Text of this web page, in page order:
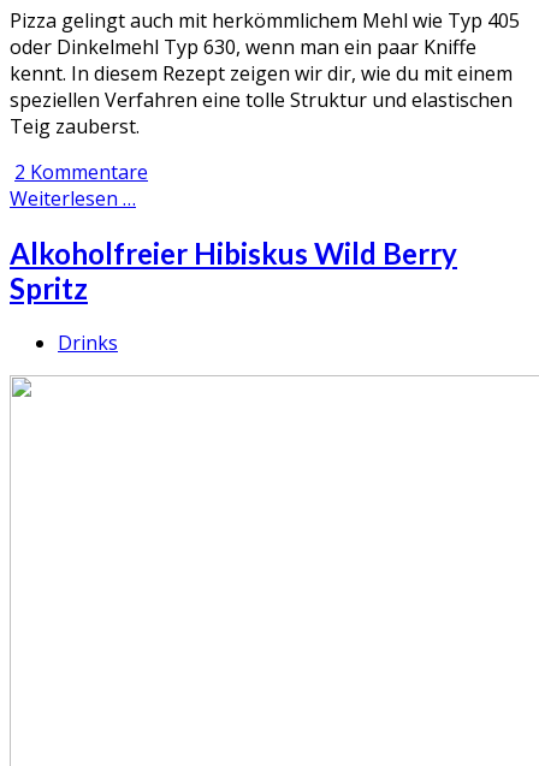
Pizza gelingt auch mit herkömmlichem Mehl wie Typ 405
oder Dinkelmehl Typ 630, wenn man ein paar Kniffe
kennt. In diesem Rezept zeigen wir dir, wie du mit einem
speziellen Verfahren eine tolle Struktur und elastischen
Teig zauberst.
2 Kommentare
Weiterlesen …
Alkoholfreier Hibiskus Wild Berry
Spritz
Drinks